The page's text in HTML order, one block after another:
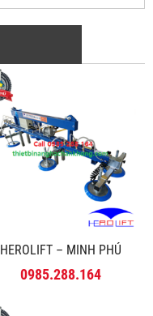
HEROLIFT – MINH PHÚ
0985.288.164